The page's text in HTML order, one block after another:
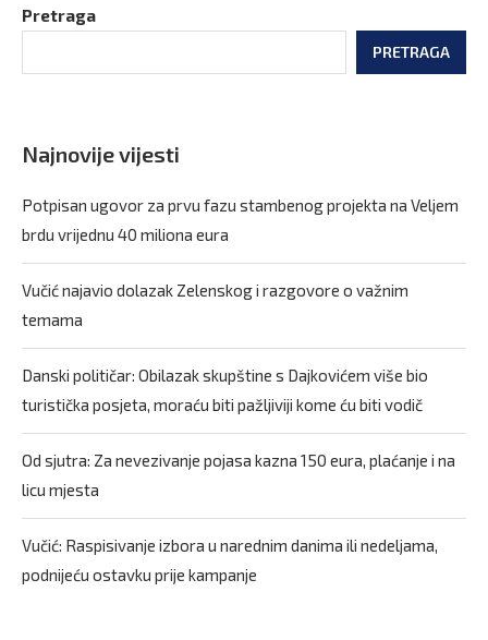
Pretraga
PRETRAGA
Najnovije vijesti
Potpisan ugovor za prvu fazu stambenog projekta na Veljem
brdu vrijednu 40 miliona eura
Vučić najavio dolazak Zelenskog i razgovore o važnim
temama
Danski političar: Obilazak skupštine s Dajkovićem više bio
turistička posjeta, moraću biti pažljiviji kome ću biti vodič
Od sjutra: Za nevezivanje pojasa kazna 150 eura, plaćanje i na
licu mjesta
Vučić: Raspisivanje izbora u narednim danima ili nedeljama,
podnijeću ostavku prije kampanje